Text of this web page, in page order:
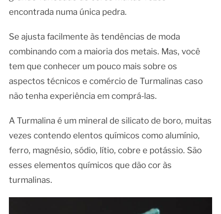
encontrada numa única pedra.
Se ajusta facilmente às tendências de moda
combinando com a maioria dos metais. Mas, você
tem que conhecer um pouco mais sobre os
aspectos técnicos e comércio de Turmalinas caso
não tenha experiência em comprá-las.
A Turmalina é um mineral de silicato de boro, muitas
vezes contendo elentos químicos como alumínio,
ferro, magnésio, sódio, lítio, cobre e potássio. São
esses elementos químicos que dão cor às
turmalinas.